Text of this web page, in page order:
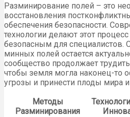
Разминирование полей – это
восстановления
обеспечения безопасности.
технологии делают этот
безопасным для специалистов.
минных полей остается
сообщество продолжает
чтобы земля могла наконец-то
угрозы и принести плоды мира и
Методы
Разминирования